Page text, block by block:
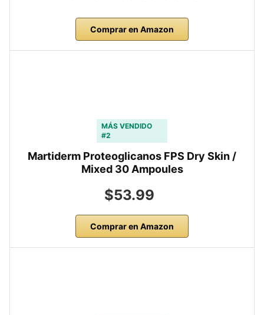
Comprar en Amazon
MÁS VENDIDO
#2
Martiderm Proteoglicanos FPS Dry Skin /
Mixed 30 Ampoules
$53.99
Comprar en Amazon